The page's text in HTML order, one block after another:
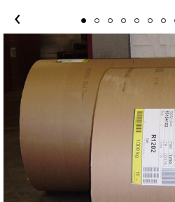
‹